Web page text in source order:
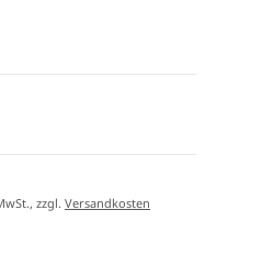
zzgl.Versandkosten